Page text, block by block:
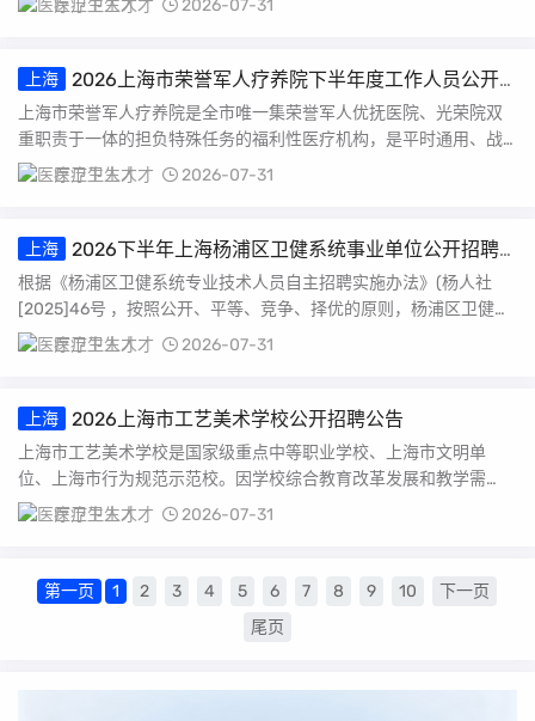
医疗卫生人才 2026-07-31
上海
2026上海市荣誉军人疗养院下半年度工作人员公开
招聘公告
上海市荣誉军人疗养院是全市唯一集荣誉军人优抚医院、光荣院双
重职责于一体的担负特殊任务的福利性医疗机构，是平时通用、战
时支前、战后善后为重...
医疗卫生人才 2026-07-31
上海
2026下半年上海杨浦区卫健系统事业单位公开招聘
93名专业技术人员公告
根据《杨浦区卫健系统专业技术人员自主招聘实施办法》(杨人社
[2025]46号 ，按照公开、平等、竞争、择优的原则，杨浦区卫健系
统部分事业...
医疗卫生人才 2026-07-31
上海 2026上海市工艺美术学校公开招聘公告
上海市工艺美术学校是国家级重点中等职业学校、上海市文明单
位、上海市行为规范示范校。因学校综合教育改革发展和教学需
要，根据《上海市事业单位...
医疗卫生人才 2026-07-31
第一页 1 2 3 4 5 6 7 8 9 10
下一页
尾页